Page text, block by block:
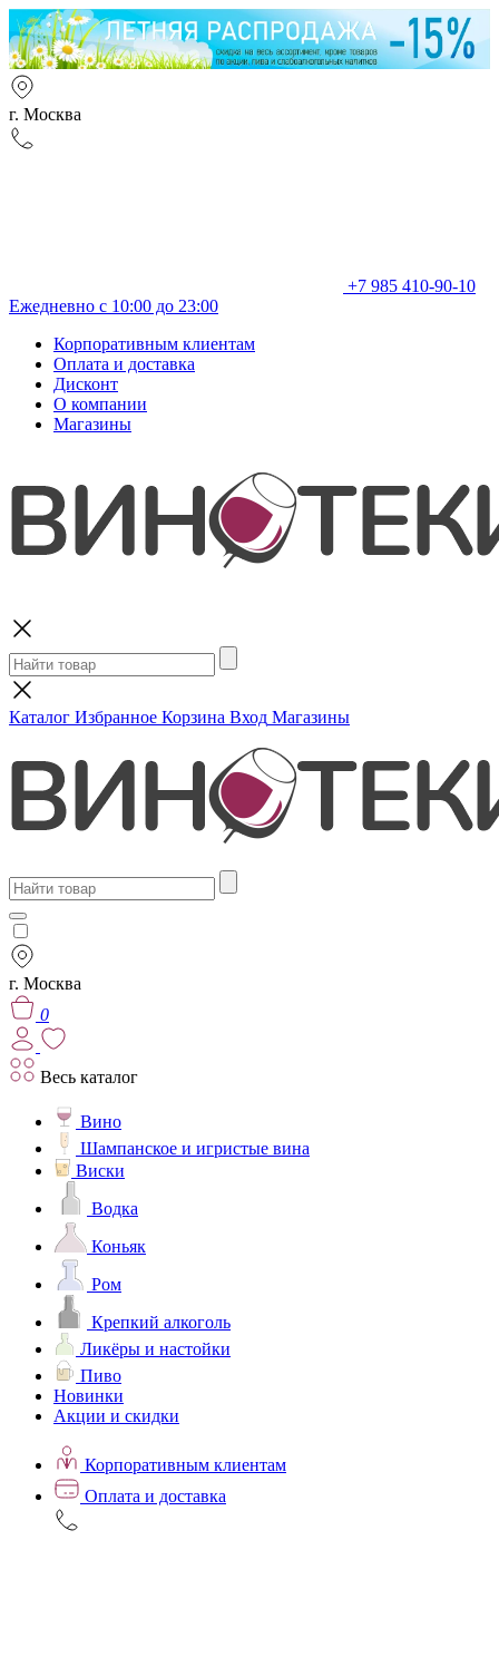
г. Москва
+7 985 410-90-10
Ежедневно с 10:00 до 23:00
Корпоративным клиентам
Оплата и доставка
Дисконт
О компании
Магазины
Каталог Избранное Корзина Вход Магазины
г. Москва
0
Весь каталог
Вино
Шампанское и игристые вина
Виски
Водка
Коньяк
Ром
Крепкий алкоголь
Ликёры и настойки
Пиво
Новинки
Акции и скидки
Корпоративным клиентам
Оплата и доставка